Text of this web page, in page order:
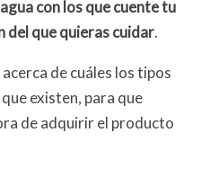
con los que cuente tu
del que quieras cuidar.
de cuáles los tipos
existen, para que
de adquirir el producto